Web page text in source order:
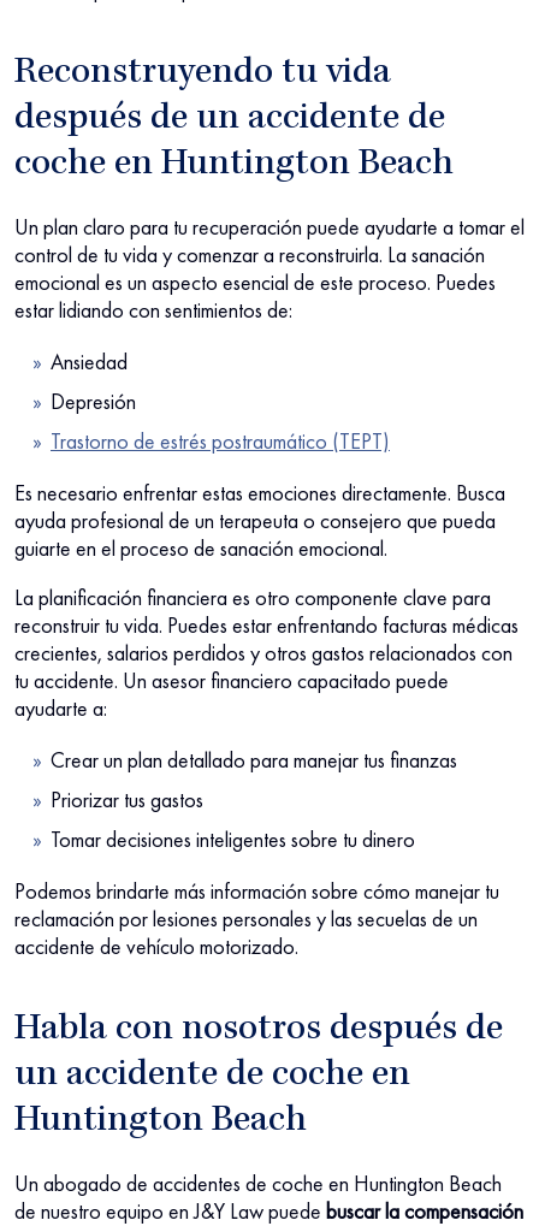
Reconstruyendo tu vida
después de un accidente de
coche en Huntington Beach
Un plan claro para tu recuperación puede ayudarte a tomar el
control de tu vida y comenzar a reconstruirla. La sanación
emocional es un aspecto esencial de este proceso. Puedes
estar lidiando con sentimientos de:
Ansiedad
Depresión
Trastorno de estrés postraumático (TEPT)
Es necesario enfrentar estas emociones directamente. Busca
ayuda profesional de un terapeuta o consejero que pueda
guiarte en el proceso de sanación emocional.
La planificación financiera es otro componente clave para
reconstruir tu vida. Puedes estar enfrentando facturas médicas
crecientes, salarios perdidos y otros gastos relacionados con
tu accidente. Un asesor financiero capacitado puede
ayudarte a:
Crear un plan detallado para manejar tus finanzas
Priorizar tus gastos
Tomar decisiones inteligentes sobre tu dinero
Podemos brindarte más información sobre cómo manejar tu
reclamación por lesiones personales y las secuelas de un
accidente de vehículo motorizado.
Habla con nosotros después de
un accidente de coche en
Huntington Beach
Un abogado de accidentes de coche en Huntington Beach
de nuestro equipo en J&Y Law puede buscar la compensación